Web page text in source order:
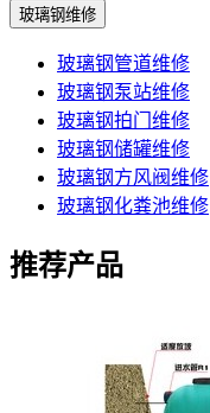
玻璃钢维修
玻璃钢管道维修
玻璃钢泵站维修
玻璃钢拍门维修
玻璃钢储罐维修
玻璃钢方风阀维修
玻璃钢化粪池维修
推荐产品